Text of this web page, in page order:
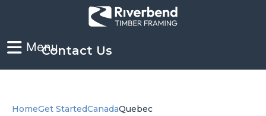
Contact Us
HomeGet StartedCanadaQuebec